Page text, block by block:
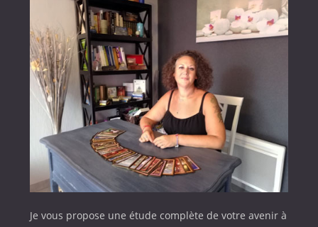
Je vous propose une étude complète de votre avenir à